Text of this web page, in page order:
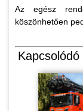
Az egész
köszönhetően
Kapcsolódó